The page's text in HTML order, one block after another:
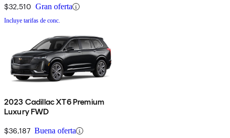
$32,510 Gran oferta
Incluye tarifas de conc.
2023 Cadillac XT6 Premium
Luxury FWD
$36,187 Buena oferta